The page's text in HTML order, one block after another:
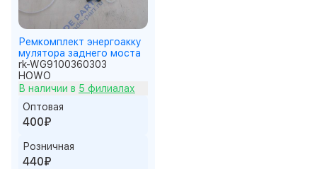
Ремкомплект энергоакку
мулятора заднего моста
rk-WG9100360303
HOWO
В наличии в 5 филиалах
Оптовая
400₽
Розничная
440₽